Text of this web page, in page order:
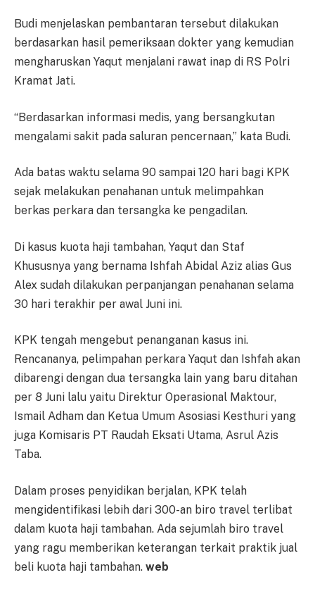
Budi menjelaskan pembantaran tersebut dilakukan
berdasarkan hasil pemeriksaan dokter yang kemudian
mengharuskan Yaqut menjalani rawat inap di RS Polri
Kramat Jati.
“Berdasarkan informasi medis, yang bersangkutan
mengalami sakit pada saluran pencernaan,” kata Budi.
Ada batas waktu selama 90 sampai 120 hari bagi KPK
sejak melakukan penahanan untuk melimpahkan
berkas perkara dan tersangka ke pengadilan.
Di kasus kuota haji tambahan, Yaqut dan Staf
Khususnya yang bernama Ishfah Abidal Aziz alias Gus
Alex sudah dilakukan perpanjangan penahanan selama
30 hari terakhir per awal Juni ini.
KPK tengah mengebut penanganan kasus ini.
Rencananya, pelimpahan perkara Yaqut dan Ishfah akan
dibarengi dengan dua tersangka lain yang baru ditahan
per 8 Juni lalu yaitu Direktur Operasional Maktour,
Ismail Adham dan Ketua Umum Asosiasi Kesthuri yang
juga Komisaris PT Raudah Eksati Utama, Asrul Azis
Taba.
Dalam proses penyidikan berjalan, KPK telah
mengidentifikasi lebih dari 300-an biro travel terlibat
dalam kuota haji tambahan. Ada sejumlah biro travel
yang ragu memberikan keterangan terkait praktik jual
beli kuota haji tambahan. web